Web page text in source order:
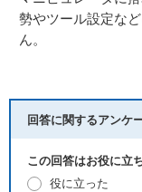
勢やツール設定な
ん。
回答に関するアンケ
この回答はお役に立
役に立った